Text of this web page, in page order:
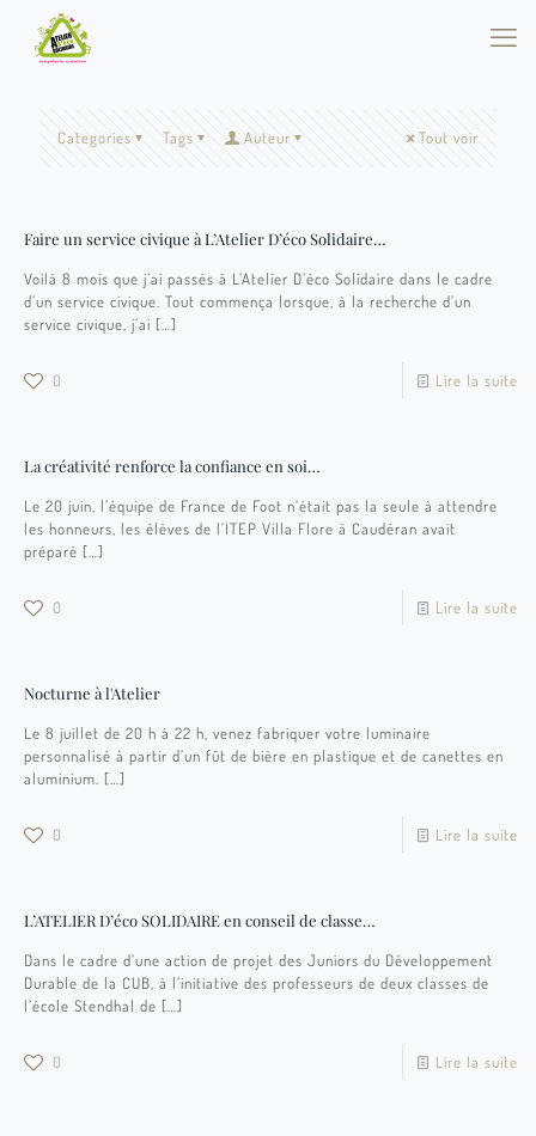
Categories Tags Auteur Tout voir
Faire un service civique à L’Atelier D’éco Solidaire…
Voilà 8 mois que j’ai passés à L’Atelier D’éco Solidaire dans le cadre
d’un service civique. Tout commença lorsque, à la recherche d’un
service civique, j’ai […]
0 Lire la suite
La créativité renforce la confiance en soi…
Le 20 juin, l’équipe de France de Foot n’était pas la seule à attendre
les honneurs, les élèves de l’ITEP Villa Flore à Caudéran avait
préparé […]
0 Lire la suite
Nocturne à l'Atelier
Le 8 juillet de 20 h à 22 h, venez fabriquer votre luminaire
personnalisé à partir d’un fût de bière en plastique et de canettes en
aluminium. […]
0 Lire la suite
L’ATELIER D’éco SOLIDAIRE en conseil de classe…
Dans le cadre d’une action de projet des Juniors du Développement
Durable de la CUB, à l’initiative des professeurs de deux classes de
l’école Stendhal de […]
0 Lire la suite